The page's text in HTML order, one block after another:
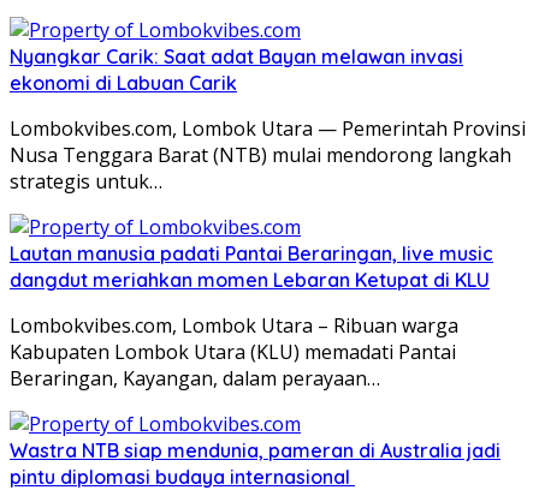
Nyangkar Carik: Saat adat Bayan melawan invasi
ekonomi di Labuan Carik
Lombokvibes.com, Lombok Utara — Pemerintah Provinsi
Nusa Tenggara Barat (NTB) mulai mendorong langkah
strategis untuk…
Lautan manusia padati Pantai Beraringan, live music
dangdut meriahkan momen Lebaran Ketupat di KLU
Lombokvibes.com, Lombok Utara – Ribuan warga
Kabupaten Lombok Utara (KLU) memadati Pantai
Beraringan, Kayangan, dalam perayaan…
Wastra NTB siap mendunia, pameran di Australia jadi
pintu diplomasi budaya internasional